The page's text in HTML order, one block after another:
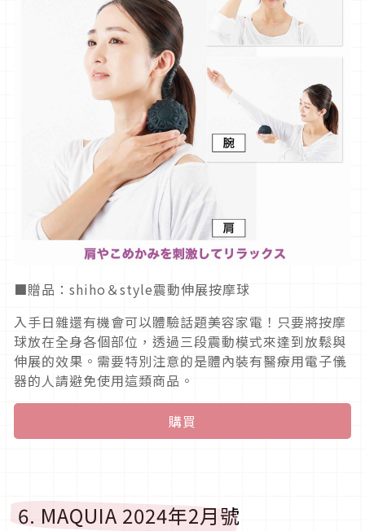
■贈品：shiho＆style震動伸展按摩球
入手日雜還有機會可以體驗話題美容家電！只要將按摩
球放在全身各個部位，透過三段震動模式來達到放鬆與
伸展的效果。需要特別注意的是體內裝有醫療用電子儀
器的人請避免使用這類商品。
購買
6. MAQUIA 2024年2月號